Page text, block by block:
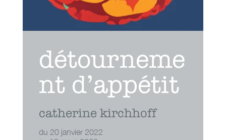
détourneme
nt d’appétit
catherine kirchhoff
du 20 janvier 2022